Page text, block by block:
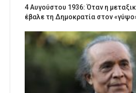
4 Αυγούστου 1936: Όταν η
έβαλε τη Δημοκρατία στον